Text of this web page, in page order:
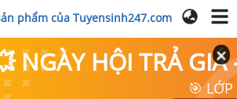
phẩm của Tuyensinh247.com
NGÀY HỘI TRẢ GIÁ
🎯